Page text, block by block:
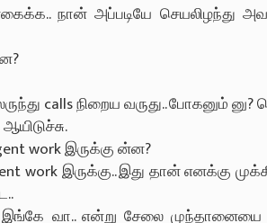
நான் அப்படியே செயலிழந்து
calls நிறைய வருது.. போகனும்
work இருக்கு ன்ன?
இருக்கு.. இது தான் எனக்கு
இங்கே வா.. என்று சேலை முந்தானையை